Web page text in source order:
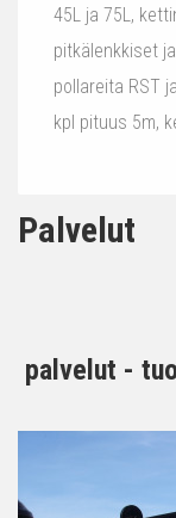
45L ja 75L,
pitkälenkkiset
pollareita RST
kpl pituus 5m,
Palvelut
palvelut -